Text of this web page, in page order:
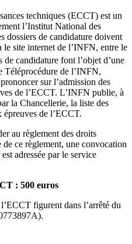
techniques (ECCT) est un
l’Institut National des
de candidature doivent
le site internet de l’INFN, entre le
candidature font l’objet d’une
Téléprocédure de l’INFN,
sur l’admission des
de l’ECCT. L’INFN publie, à
la Chancellerie, la liste des
épreuves de l’ECCT.
au règlement des droits
ce règlement, une convocation
adressée par le service
: 500 euros
figurent dans l’arrêté du